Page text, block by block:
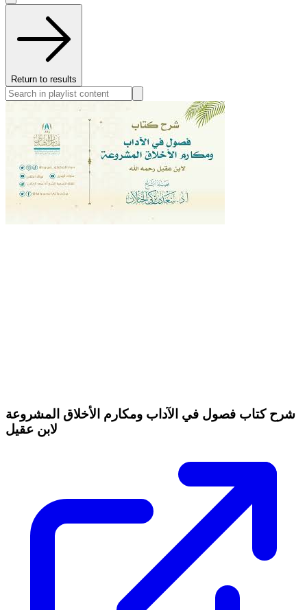
Return to results
شرح كتاب فصول في الآداب ومكارم الأخلاق المشروعة
لابن عقيل